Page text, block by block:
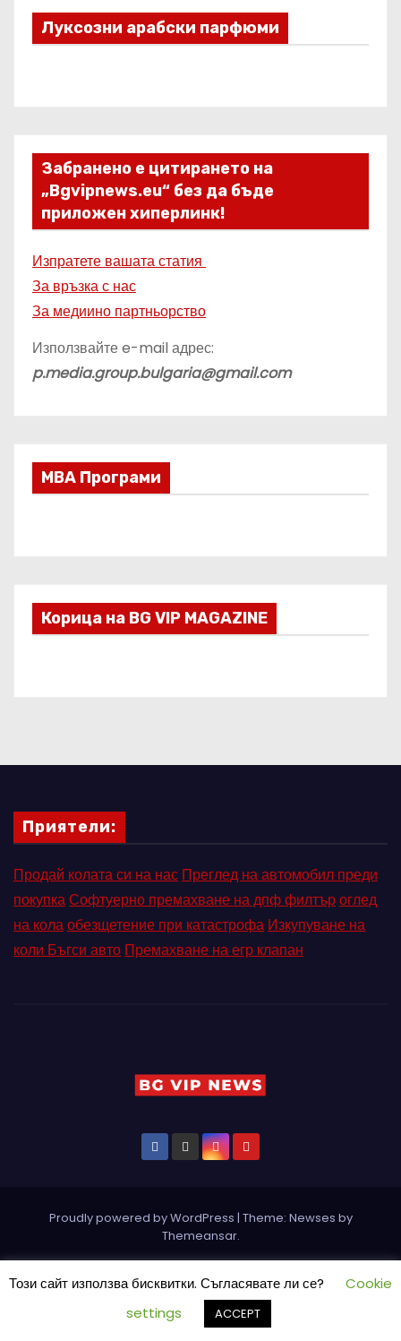
Луксозни арабски парфюми
Забранено е цитирането на
„Bgvipnews.eu“ без да бъде
приложен хиперлинк!
Изпратете вашата статия
За връзка с нас
За медиино партньорство
Използвайте e-mail адрес:
p.media.group.bulgaria@gmail.com
МВА Програми
Корица на BG VIP MAGAZINE
Приятели:
Продай колата си на нас Преглед на автомобил преди
покупкаСофтуерно премахване на дпф филтъроглед
на колаобезщетение при катастрофа Изкупуване на
коли Бъгси авто Премахване на егр клапан
Proudly powered by WordPress | Theme: Newses by
Themeansar.
Социални мрежи СЪБИТИЯ
Този сайт използва бисквитки. Съгласявате ли се?
Cookie
settings
ACCEPT